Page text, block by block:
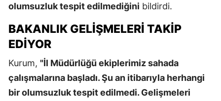
olumsuzluk tespit edilmediğini bildirdi.
BAKANLIK GELIŞMELERI TAKIP
EDIYOR
Kurum, "İl Müdürlüğü ekiplerimiz sahada
çalışmalarına başladı. Şu an itibarıyla herhangi
bir olumsuzluk tespit edilmedi. Gelişmeleri